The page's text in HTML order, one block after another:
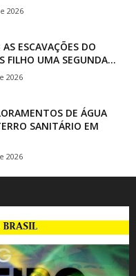
2026
ESCAVAÇÕES DO
FILHO UMA SEGUNDA...
2026
DE ÁGUA
SANITÁRIO EM
2026